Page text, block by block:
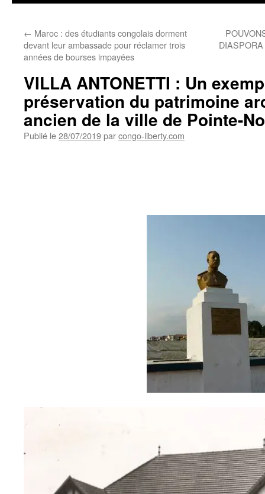
← Maroc : des étudiants congolais dorment
devant leur ambassade pour réclamer trois
années de bourses impayées
VILLA ANTONETTI : Un
préservation du patrimoine
ancien de la ville de Pointe-
Publié le28/07/2019parcongo-liberty.com